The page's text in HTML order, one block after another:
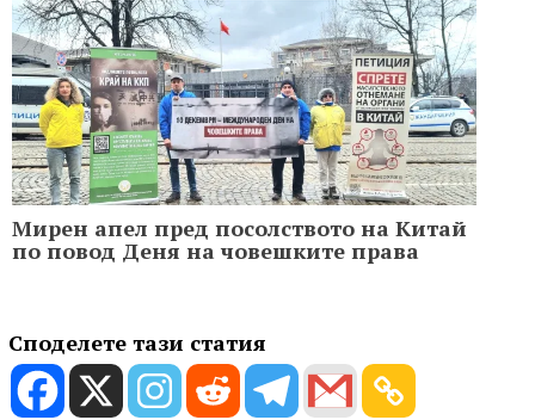
Мирен апел пред посолството на Китай
по повод Деня на човешките права
Споделете тази статия